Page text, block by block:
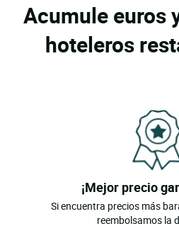
Acumule euros
hoteleros
¡Mejor precio
Si encuentra precios más
reembolsamos la